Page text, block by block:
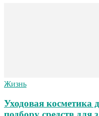
Жизнь
Уходовая косметика